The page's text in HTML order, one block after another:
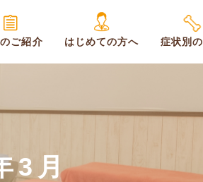
ご紹介 はじめての方へ 症状別
3月